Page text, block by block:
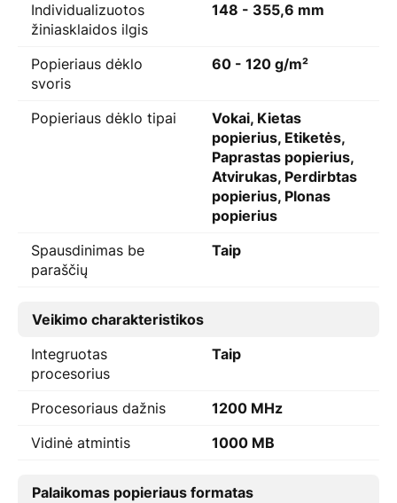
Individualizuotos
žiniasklaidos ilgis
148 - 355,6 mm
Popieriaus dėklo
svoris
60 - 120 g/m²
Popieriaus dėklo tipai
Vokai, Kietas
popierius, Etiketės,
Paprastas popierius,
Atvirukas, Perdirbtas
popierius, Plonas
popierius
Spausdinimas be
paraščių
Taip
Veikimo charakteristikos
Integruotas
procesorius
Taip
Procesoriaus dažnis
1200 MHz
Vidinė atmintis
1000 MB
Palaikomas popieriaus formatas